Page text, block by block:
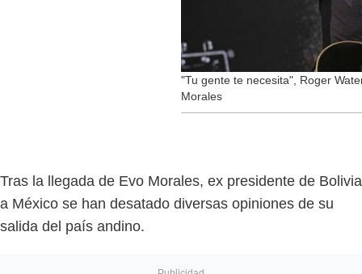
"Tu gente te necesita", Roger
Morales
Tras la llegada de Evo Morales, ex presidente de Bolivia
a México se han desatado diversas opiniones de su
salida del país andino.